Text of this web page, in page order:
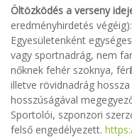
Öltözködés a verseny
eredményhirdetés végéig):
Egyesületenként
vagy sportnadrág, nem
nőknek fehér szoknya,
illetve rövidnadrág
hosszúságával
Sportolói, szponzori
felső engedélyezett.